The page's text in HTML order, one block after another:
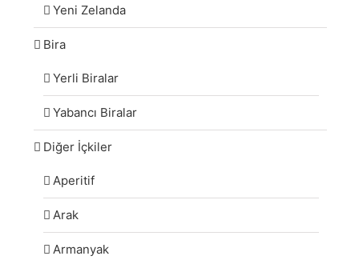
Yeni Zelanda
Bira
Yerli Biralar
Yabancı Biralar
Diğer İçkiler
Aperitif
Arak
Armanyak